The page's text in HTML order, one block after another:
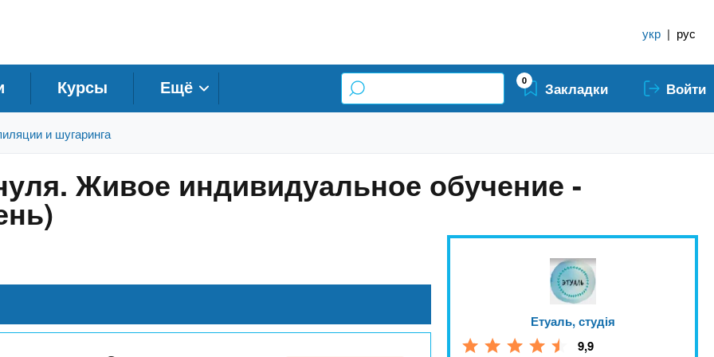
укр | рус
Курсы Ещё 0 Закладки Войти
и шугаринга
Живое индивидуальное обучение -
Етуаль, студія
9,9